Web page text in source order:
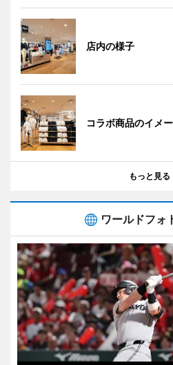
店内の様子
コラボ商品のイメ
もっと見る
ワールドフォ